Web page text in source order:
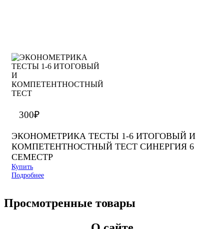
300₽
ЭКОНОМЕТРИКА ТЕСТЫ 1-6 ИТОГОВЫЙ И
КОМПЕТЕНТНОСТНЫЙ ТЕСТ СИНЕРГИЯ 6
СЕМЕСТР
Купить
Подробнее
Просмотренные товары